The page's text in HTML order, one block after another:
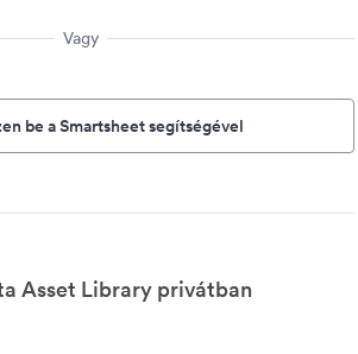
Vagy
be a Smartsheet segítségével
Asset Library privátban